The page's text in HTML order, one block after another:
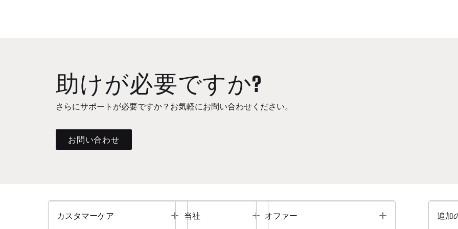
助けが必要ですか?
さらにサポートが必要ですか？お気軽にお問い合わせください。
お問い合わせ
カスタマーケア Toggle
当社 Toggle
オファー Toggle 追加